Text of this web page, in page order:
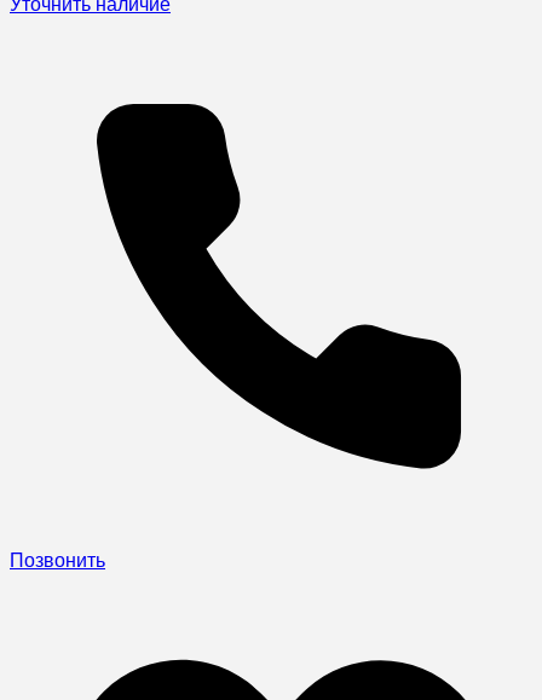
Позвонить